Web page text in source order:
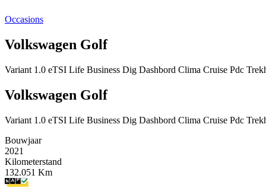
Occasions
Volkswagen Golf
Variant 1.0 eTSI Life Business Dig Dashbord Clima Cruise Pdc
Volkswagen Golf
Variant 1.0 eTSI Life Business Dig Dashbord Clima Cruise Pdc
Bouwjaar
2021
Kilometerstand
132.051 Km